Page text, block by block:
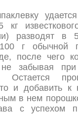
кг
разводят
г обычной
после чего
забывая при
Остается
и добавить
в нем
с успехом